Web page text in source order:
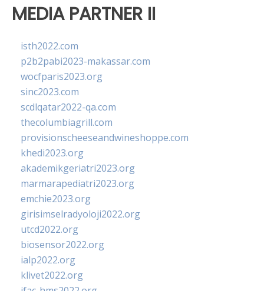
MEDIA PARTNER II
isth2022.com
p2b2pabi2023-makassar.com
wocfparis2023.org
sinc2023.com
scdlqatar2022-qa.com
thecolumbiagrill.com
provisionscheeseandwineshoppe.com
khedi2023.org
akademikgeriatri2023.org
marmarapediatri2023.org
emchie2023.org
girisimselradyoloji2022.org
utcd2022.org
biosensor2022.org
ialp2022.org
klivet2022.org